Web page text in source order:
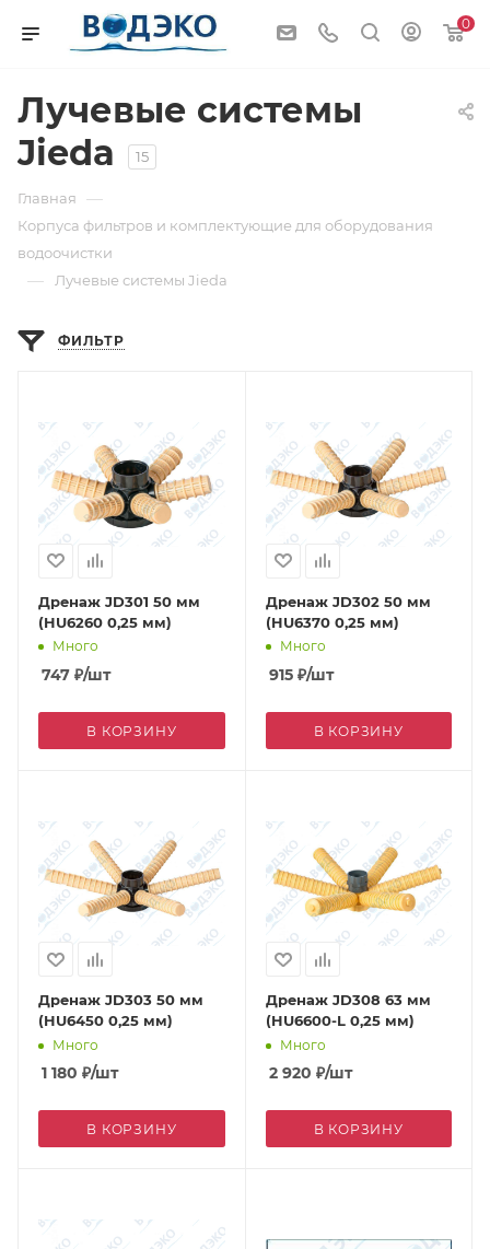
0
Лучевые системы
Jieda
15
Главная —
Корпуса фильтров и комплектующие для оборудования
водоочистки
— Лучевые системы Jieda
ФИЛЬТР
Дренаж JD301 50 мм
(HU6260 0,25 мм)
Много
747 ₽/шт
В КОРЗИНУ
Дренаж JD302 50 мм
(HU6370 0,25 мм)
Много
915₽/шт
В КОРЗИНУ
Дренаж JD303 50 мм
(HU6450 0,25 мм)
Много
1 180 ₽/шт
В КОРЗИНУ
Дренаж JD308 63 мм
(HU6600-L 0,25 мм)
Много
2 920 ₽/шт
В КОРЗИНУ